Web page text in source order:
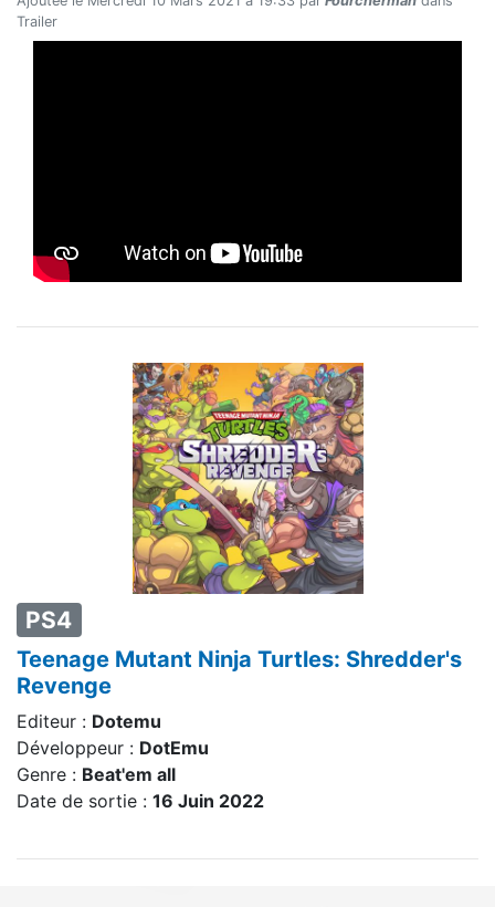
PS4
Teenage Mutant Ninja Turtles: Shredder's
Revenge
Editeur : Dotemu
Développeur : DotEmu
Genre : Beat'em all
Date de sortie : 16 Juin 2022
Trailer